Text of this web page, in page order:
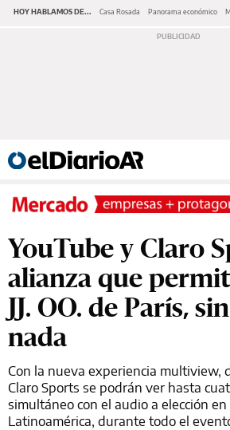
HOY HABLAMOS DE... Casa Rosada Panorama económico
YouTube y Claro
alianza que
JJ. OO. de París,
nada
Con la nueva experiencia multiview,
Claro Sports se podrán ver hasta
simultáneo con el audio a elección en
Latinoamérica, durante todo el